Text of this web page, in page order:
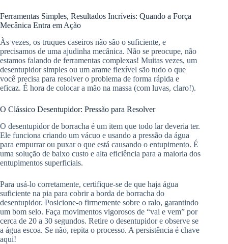
Ferramentas Simples, Resultados Incríveis: Quando a Força
Mecânica Entra em Ação
Às vezes, os truques caseiros não são o suficiente, e
precisamos de uma ajudinha mecânica. Não se preocupe, não
estamos falando de ferramentas complexas! Muitas vezes, um
desentupidor simples ou um arame flexível são tudo o que
você precisa para resolver o problema de forma rápida e
eficaz. É hora de colocar a mão na massa (com luvas, claro!).
O Clássico Desentupidor: Pressão para Resolver
O desentupidor de borracha é um item que todo lar deveria ter.
Ele funciona criando um vácuo e usando a pressão da água
para empurrar ou puxar o que está causando o entupimento. É
uma solução de baixo custo e alta eficiência para a maioria dos
entupimentos superficiais.
Para usá-lo corretamente, certifique-se de que haja água
suficiente na pia para cobrir a borda de borracha do
desentupidor. Posicione-o firmemente sobre o ralo, garantindo
um bom selo. Faça movimentos vigorosos de “vai e vem” por
cerca de 20 a 30 segundos. Retire o desentupidor e observe se
a água escoa. Se não, repita o processo. A persistência é chave
aqui!